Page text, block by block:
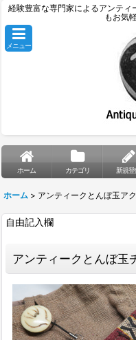
経験豊富な専門家によるアンテ
もお気
メニュー
ホーム カテゴリ 新規登
ホーム > アンティークとんぼ玉ア
自由記入欄
アンティークとんぼ玉